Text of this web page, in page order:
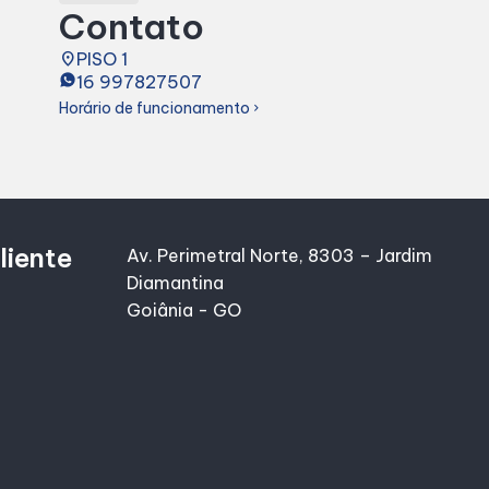
Contato
placePISO 1
16 997827507
Horário de funcionamento chevron_right
Av. Perimetral Norte, 8303 – Jardim
Diamantina
Goiânia - GO